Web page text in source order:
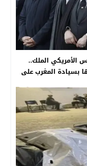
الأمريكي الملك..
بسيادة المغرب على